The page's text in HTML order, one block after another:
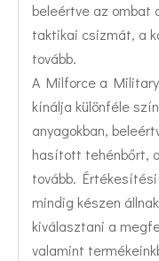
beleértve az ombat
taktikai csizmát, a
tovább.
A Milforce a
kínálja különféle
anyagokban,
hasított tehénbőrt,
tovább.
mindig készen
kiválasztani a
valamint